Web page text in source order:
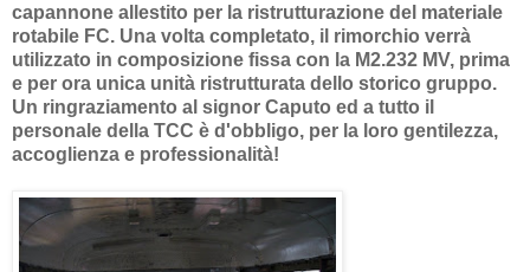
capannone allestito per la ristrutturazione del materiale
rotabile FC. Una volta completato, il rimorchio verrà
utilizzato in composizione fissa con la M2.232 MV, prima
e per ora unica unità ristrutturata dello storico gruppo.
Un ringraziamento al signor Caputo ed a tutto il
personale della TCC è d'obbligo, per la loro gentilezza,
accoglienza e professionalità!